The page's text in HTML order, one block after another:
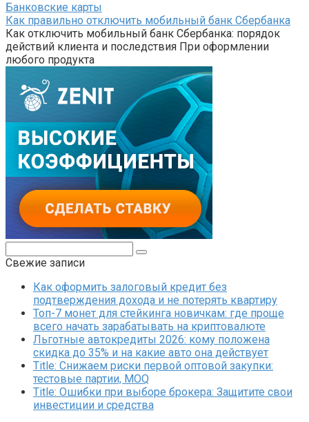
Банковские карты
Как правильно отключить мобильный банк Сбербанка
Как отключить мобильный банк Сбербанка: порядок
действий клиента и последствия При оформлении
любого продукта
Свежие записи
Как оформить залоговый кредит без
подтверждения дохода и не потерять квартиру
Топ-7 монет для стейкинга новичкам: где проще
всего начать зарабатывать на криптовалюте
Льготные автокредиты 2026: кому положена
скидка до 35% и на какие авто она действует
Title: Снижаем риски первой оптовой закупки:
тестовые партии, MOQ
Title: Ошибки при выборе брокера: Защитите свои
инвестиции и средства